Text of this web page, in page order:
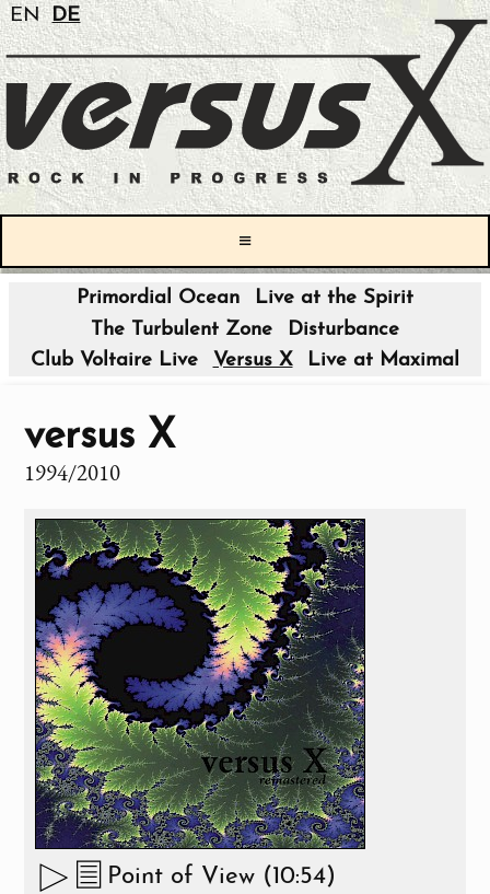
EN DE
≡
Primordial Ocean
Live at the Spirit
The Turbulent Zone
Disturbance
Club Voltaire Live
Versus X Live at Maximal
versus X
1994/2010
Point of View (10:54)